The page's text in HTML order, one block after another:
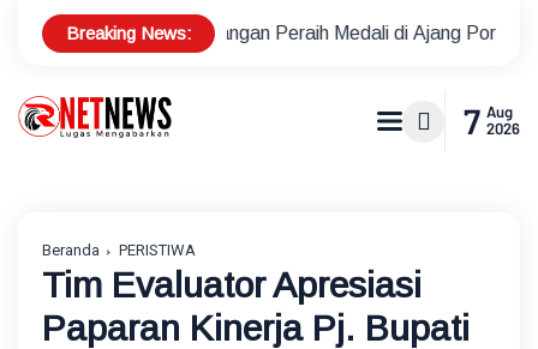
Breaking News:
Lapangan Peraih Medali di Ajang Porprov Polsek Metro
7 Aug
2026
Beranda PERISTIWA
Tim Evaluator Apresiasi
Paparan Kinerja Pj. Bupati